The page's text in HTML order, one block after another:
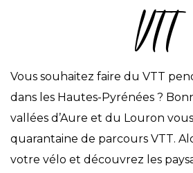
VTT
Vous souhaitez faire du VTT
dans les Hautes-Pyrénées ?
vallées d’Aure et du Louron
quarantaine de parcours VTT.
votre vélo et découvrez les